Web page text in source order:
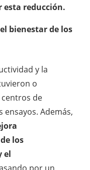
esta reducción.
bienestar de los
y la
o
de
Además,
los
el